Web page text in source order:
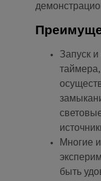
Запуск и
таймера,
Многие
быть